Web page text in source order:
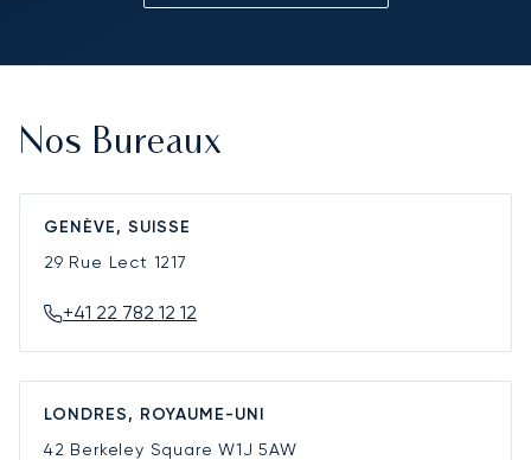
Nos Bureaux
GENÈVE, SUISSE
29 Rue Lect 1217
+41 22 782 12 12
LONDRES, ROYAUME-UNI
42 Berkeley SquareW1J 5AW